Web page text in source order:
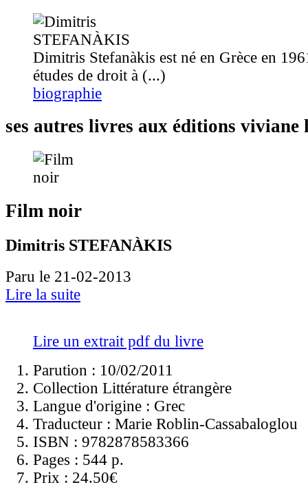
Dimitris Stefanàkis est né en Grèce en
études de droit à (...)
biographie
ses autres livres aux éditions viviane
Film noir
Dimitris STEFANÀKIS
Paru le 21-02-2013
Lire la suite
Lire un extrait pdf du livre
Parution : 10/02/2011
Collection Littérature étrangère
Langue d'origine : Grec
Traducteur : Marie Roblin-Cassabaloglou
ISBN : 9782878583366
Pages : 544 p.
Prix : 24.50€